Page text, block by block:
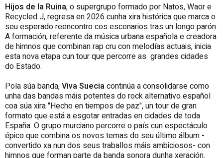
Hijos de la Ruina, o supergrupo formado por Natos, Waor e
Recycled J, regresa en 2026 cunha xira histórica que marca o
seu esperado reencontro cos escenarios tras un longo parón.
A formación, referente da música urbana española e creadora
de himnos que combinan rap cru con melodías actuais, inicia
esta nova etapa cun tour que percorre as grandes cidades
do Estado.
Pola súa banda,Viva Sueciacontinúa a consolidarse como
unha das bandas máis potentes do rock alternativo español
coa súa xira "Hecho en tiempos de paz", un tour de gran
formato que está a esgotar entradas en cidades de toda
España. O grupo murciano percorre o país cun espectáculo
épico que combina os novos temas do seu último álbum -
convertido xa nun dos seus traballos máis ambiciosos- con
himnos que forman parte da banda sonora dunha xeración.